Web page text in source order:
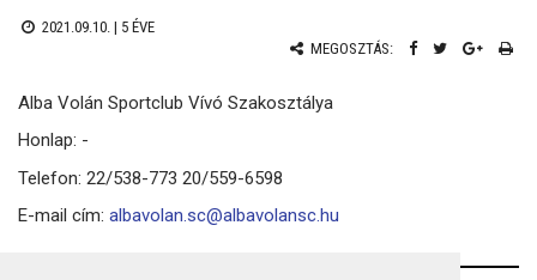
2021.09.10. | 5 ÉVE
MEGOSZTÁS:
Alba Volán Sportclub Vívó Szakosztálya
Honlap: -
Telefon: 22/538-773 20/559-6598
E-mail cím: albavolan.sc@albavolansc.hu